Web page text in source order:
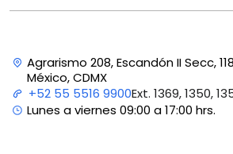
Agrarismo 208, Escandón II Secc,
México, CDMX
+52 55 5516 9900Ext. 1369, 1350,
Lunes a viernes 09:00 a 17:00 hrs.